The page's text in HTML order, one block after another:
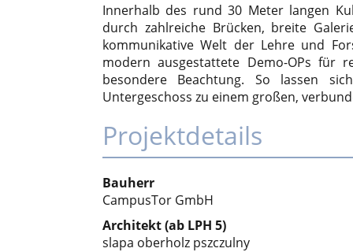
Innerhalb des rund 30 Meter langen
durch zahlreiche Brücken, breite
kommunikative Welt der Lehre und
modern ausgestattete Demo-OPs für
besondere Beachtung. So lassen
Untergeschoss zu einem großen,
Projektdetails
Bauherr
CampusTor GmbH
Architekt (ab LPH 5)
slapa oberholz pszczulny